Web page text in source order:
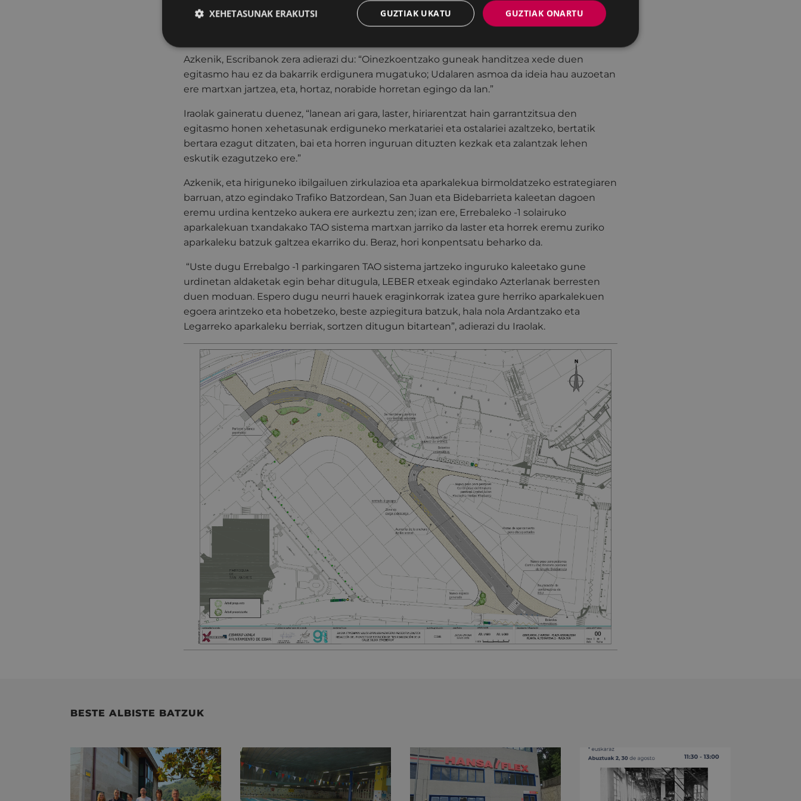
ari garen proiektua, oinezkoen mugikortasunean oso urrats garrantzitsua izateaz gain, oso
onuragarria izango da ingurumenaren ikuspegitik, ibilgailuen trafikorik gabeko gune
Azkenik, Escribanok zera adierazi du: “Oinezkoentzako guneak handitzea xede duen
egitasmo hau ez da bakarrik erdigunera mugatuko; Udalaren asmoa da ideia hau auzoetan
ere martxan jartzea, eta, hortaz, norabide horretan egingo da lan.”
Iraolak gaineratu duenez, “lanean ari gara, laster, hiriarentzat hain garrantzitsua den
egitasmo honen xehetasunak erdiguneko merkatariei eta ostalariei azaltzeko, bertatik
bertara ezagut ditzaten, bai eta horren inguruan dituzten kezkak eta zalantzak lehen
eskutik ezagutzeko ere.”
Azkenik, eta hiriguneko ibilgailuen zirkulazioa eta aparkalekua birmoldatzeko estrategiaren
barruan, atzo egindako Trafiko Batzordean, San Juan eta Bidebarrieta kaleetan dagoen
eremu urdina kentzeko aukera ere aurkeztu zen; izan ere, Errebaleko -1 solairuko
aparkalekuan txandakako TAO sistema martxan jarriko da laster eta horrek eremu zuriko
aparkaleku batzuk galtzea ekarriko du. Beraz, hori konpentsatu beharko da.
“Uste dugu Errebalgo -1 parkingaren TAO sistema jartzeko inguruko kaleetako gune
urdinetan aldaketak egin behar ditugula, LEBER etxeak egindako Azterlanak berresten
duen moduan. Espero dugu neurri hauek eraginkorrak izatea gure herriko aparkalekuen
egoera arintzeko eta hobetzeko, beste azpiegitura batzuk, hala nola Ardantzako eta
Legarreko aparkaleku berriak, sortzen ditugun bitartean”, adierazi du Iraolak.
BESTE ALBISTE BATZUK
GUZTIAK ONARTU
GUZTIAK UKATU
XEHETASUNAK ERAKUTSI